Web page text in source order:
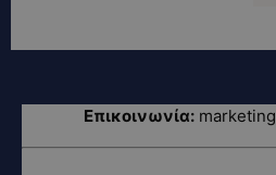
Επικοινωνία: